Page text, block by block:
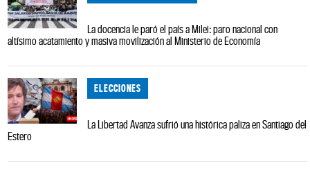
La docencia le paró el país a Milei: paro nacional con
altísimo acatamiento y masiva movilización al Ministerio de Economía
ELECCIONES
La Libertad Avanza sufrió una histórica paliza en Santiago del
Estero